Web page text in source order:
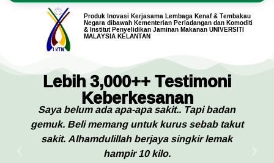
Produk Inovasi Kerjasama Lembaga Kenaf & Tembakau
Negara dibawah Kementerian Perladangan dan Komoditi
& Institut Penyelidikan Jaminan Makanan UNIVERSITI
MALAYSIA KELANTAN
Lebih 3,000++ Testimoni
Keberkesanan
Saya belum ada apa-apa sakit.. Tapi badan
gemuk. Beli memang untuk kurus sebab takut
sakit. Alhamdulillah berjaya singkir lemak
hampir 10 kilo.